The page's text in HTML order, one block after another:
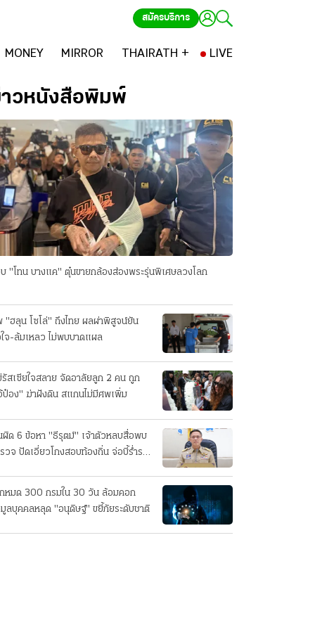
สมัครบริการ
MONEY MIRROR THAIRATH + LIVE
วหนังสือพิมพ์
"โทน บางแค" ตุ๋นขายกล้องส่องพระรุ่นพิเศษลวงโลก
"ฮลุน โซโล่" ถึงไทย ผลผ่าพิสูจน์ยัน
จ-ล้มเหลว ไม่พบบาดแผล
สเซียใจสลาย จัดอาลัยลูก 2 คน ถูก
ป๋อง" ฆ่าฝังดิน สแกนไม่มีศพเพิ่ม
ด 6 ข้อหา "ธีรุตม์" เจ้าตัวหลบสื่อพบ
วจ ปัดเอี่ยวโกงสอบท้องถิ่น จ่อบี้รํ่ารวย
กหมด 300 กรมใน 30 วัน ล้อมคอก
ลบุคคลหลุด "อนุดิษฐ์" ขยี้ภัยระดับชาติ